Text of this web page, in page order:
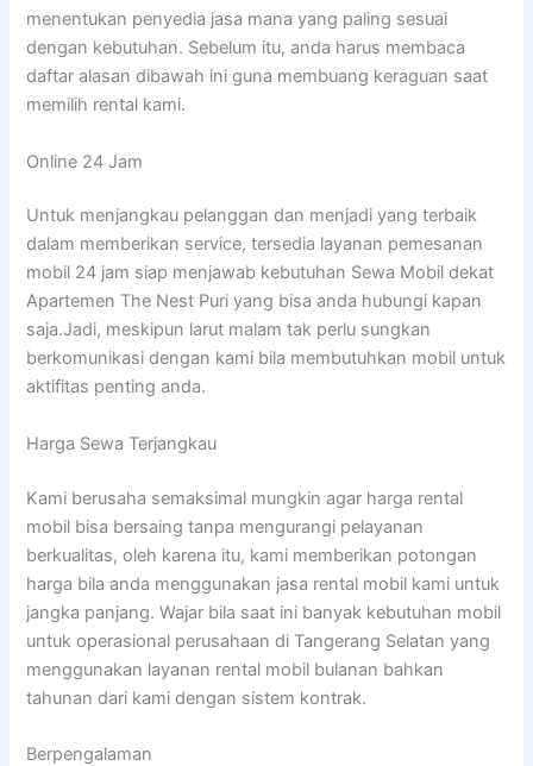
menentukan penyedia jasa mana yang paling sesuai
dengan kebutuhan. Sebelum itu, anda harus membaca
daftar alasan dibawah ini guna membuang keraguan saat
memilih rental kami.
Online 24 Jam
Untuk menjangkau pelanggan dan menjadi yang terbaik
dalam memberikan service, tersedia layanan pemesanan
mobil 24 jam siap menjawab kebutuhan Sewa Mobil dekat
Apartemen The Nest Puri yang bisa anda hubungi kapan
saja.Jadi, meskipun larut malam tak perlu sungkan
berkomunikasi dengan kami bila membutuhkan mobil untuk
aktifitas penting anda.
Harga Sewa Terjangkau
Kami berusaha semaksimal mungkin agar harga rental
mobil bisa bersaing tanpa mengurangi pelayanan
berkualitas, oleh karena itu, kami memberikan potongan
harga bila anda menggunakan jasa rental mobil kami untuk
jangka panjang. Wajar bila saat ini banyak kebutuhan mobil
untuk operasional perusahaan di Tangerang Selatan yang
menggunakan layanan rental mobil bulanan bahkan
tahunan dari kami dengan sistem kontrak.
Berpengalaman